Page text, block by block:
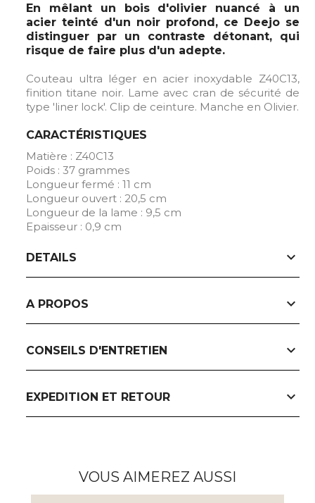
En mêlant un bois d'olivier nuancé à un
acier teinté d'un noir profond, ce Deejo se
distinguer par un contraste détonant, qui
risque de faire plus d'un adepte.
Couteau ultra léger en acier inoxydable Z40C13,
finition titane noir. Lame avec cran de sécurité de
type 'liner lock'. Clip de ceinture. Manche en Olivier.
CARACTÉRISTIQUES
Matière : Z40C13
Poids : 37 grammes
Longueur fermé : 11 cm
Longueur ouvert : 20,5 cm
Longueur de la lame : 9,5 cm
Epaisseur : 0,9 cm
DETAILS expand_more
A PROPOS expand_more
CONSEILS D'ENTRETIEN expand_more
EXPEDITION ET RETOUR expand_more
VOUS AIMEREZ AUSSI